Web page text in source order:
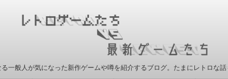
一般人が気になった新作ゲームや噂を紹介するブログ。たまにレトロな話